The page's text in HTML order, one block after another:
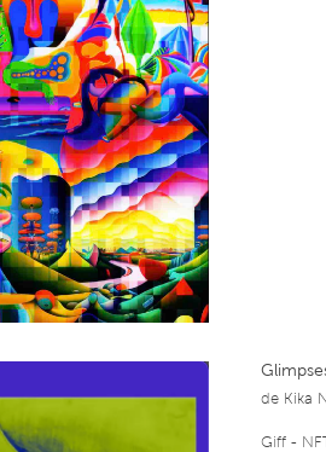
de Kika
Giff -